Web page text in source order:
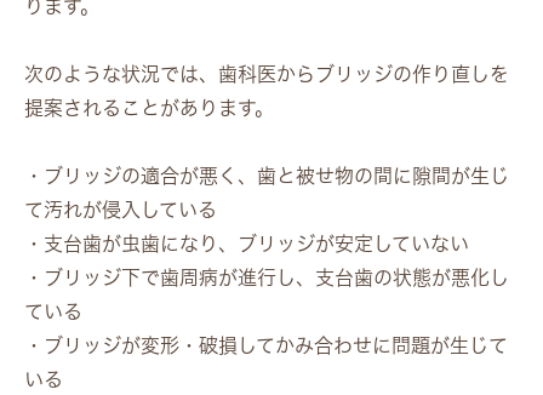
ります。
次のような状況では、歯科医からブリッジの作り直しを
提案されることがあります。
・ブリッジの適合が悪く、歯と被せ物の間に隙間が生じ
て汚れが侵入している
・支台歯が虫歯になり、ブリッジが安定していない
・ブリッジ下で歯周病が進行し、支台歯の状態が悪化し
ている
・ブリッジが変形・破損してかみ合わせに問題が生じて
いる